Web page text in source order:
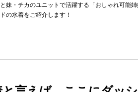
妹・チカのユニットで活躍する「おしゃれ可能
の水着をご紹介します！